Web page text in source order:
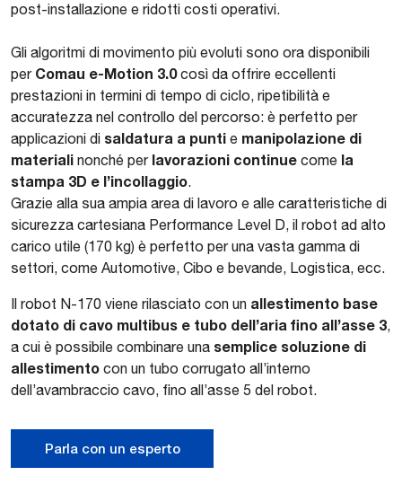
post-installazione e ridotti costi operativi.
Gli algoritmi di movimento più evoluti sono ora disponibili
per Comau e-Motion 3.0così da offrire eccellenti
prestazioni in termini di tempo di ciclo, ripetibilità e
accuratezza nel controllo del percorso: è perfetto per
applicazioni di saldatura a punti e manipolazione di
materiali nonché per lavorazioni continue come la
stampa 3D e l’incollaggio.
Grazie alla sua ampia area di lavoro e alle caratteristiche di
sicurezza cartesiana Performance Level D, il robot ad alto
carico utile (170 kg) è perfetto per una vasta gamma di
settori, come Automotive, Cibo e bevande, Logistica, ecc.
Il robot N-170 viene rilasciato con un allestimento base
dotato di cavo multibus e tubo dell’aria fino all’asse 3,
a cui è possibile combinare una semplice soluzione di
allestimento con un tubo corrugato all’interno
dell’avambraccio cavo, fino all’asse 5 del robot.
Parla con un esperto